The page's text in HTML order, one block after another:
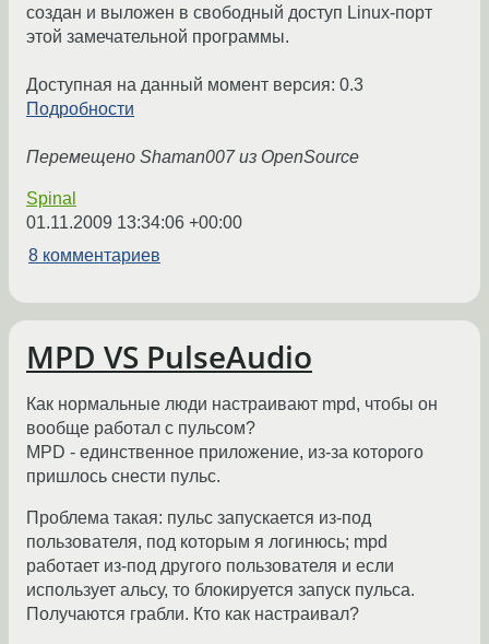
создан и выложен в свободный доступ Linux-порт
этой замечательной программы.
Доступная на данный момент версия: 0.3
Подробности
Перемещено Shaman007 из OpenSource
Spinal
01.11.2009 13:34:06 +00:00
8 комментариев
MPD VS PulseAudio
Как нормальные люди настраивают mpd, чтобы он
вообще работал с пульсом?
MPD - единственное приложение, из-за которого
пришлось снести пульс.
Проблема такая: пульс запускается из-под
пользователя, под которым я логинюсь; mpd
работает из-под другого пользователя и если
использует альсу, то блокируется запуск пульса.
Получаются грабли. Кто как настраивал?